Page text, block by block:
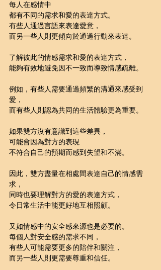
每人在感情中
都有不同的需求和愛的表達方式。
有些人通過言語來表達愛意，
而另一些人則更傾向於通過行動來表達。
了解彼此的情感需求和愛的表達方式，
能夠有效地避免因不一致而導致情感疏離。
例如，有些人需要通過頻繁的溝通來感受到
愛，
而有些人則認為共同的生活體驗更為重要。
如果雙方沒有意識到這些差異，
可能會因為對方的表現
不符合自己的預期而感到失望和不滿。
因此，雙方盡量在相處間表達自己的情感需
求，
同時也要理解對方的愛的表達方式，
令日常生活中能更好地互相照顧。
又如情感中的安全感來源也是必要的。
每個人對安全感的需求不同，
有些人可能需要更多的陪伴和關注，
而另一些人則更需要尊重和信任。